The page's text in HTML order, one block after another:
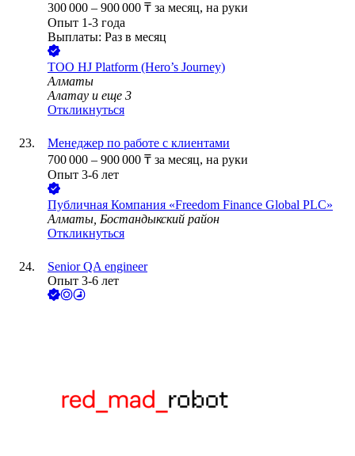
300 000 – 900 000 ₸ за месяц, на руки
Опыт 1-3 года
Выплаты: Раз в месяц
ТОО HJ Platform (Hero’s Journey)
Алматы
Алатау и еще 3
Откликнуться
Менеджер по работе с клиентами
700 000 – 900 000 ₸ за месяц, на руки
Опыт 3-6 лет
Публичная Компания «Freedom Finance Global PLC»
Алматы, Бостандыкский район
Откликнуться
Senior QA engineer
Опыт 3-6 лет